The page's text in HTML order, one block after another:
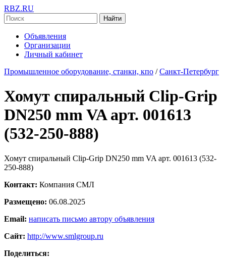
RBZ.RU
Найти
Объявления
Организации
Личный кабинет
Промышленное оборудование, станки, кпо / Санкт-Петербург
Хомут спиральный Clip-Grip
DN250 mm VA арт. 001613
(532-250-888)
Хомут спиральный Clip-Grip DN250 mm VA арт. 001613 (532-
250-888)
Контакт: Компания СМЛ
Размещено: 06.08.2025
Email: написать письмо автору объявления
Сайт: http://www.smlgroup.ru
Поделиться: